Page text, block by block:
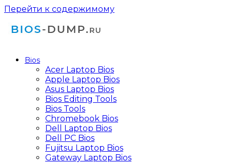
Перейти к содержимому
Bios
Acer Laptop Bios
Apple Laptop Bios
Asus Laptop Bios
Bios Editing Tools
Bios Tools
Chromebook Bios
Dell Laptop Bios
Dell PC Bios
Fujitsu Laptop Bios
Gateway Laptop Bios